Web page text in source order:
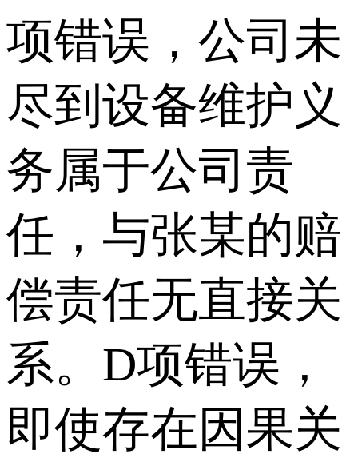
项错误，公司未
尽到设备维护义
务属于公司责
任，与张某的赔
偿责任无直接关
系。D项错误，
即使存在因果关